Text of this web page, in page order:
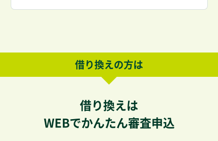
借り換えの方は
借り換えは
WEBでかんたん審査申込